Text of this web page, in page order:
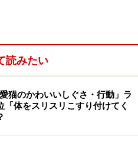
読みたい
猫のかわいいしぐさ・行動」ラ
「体をスリスリこすり付けてく